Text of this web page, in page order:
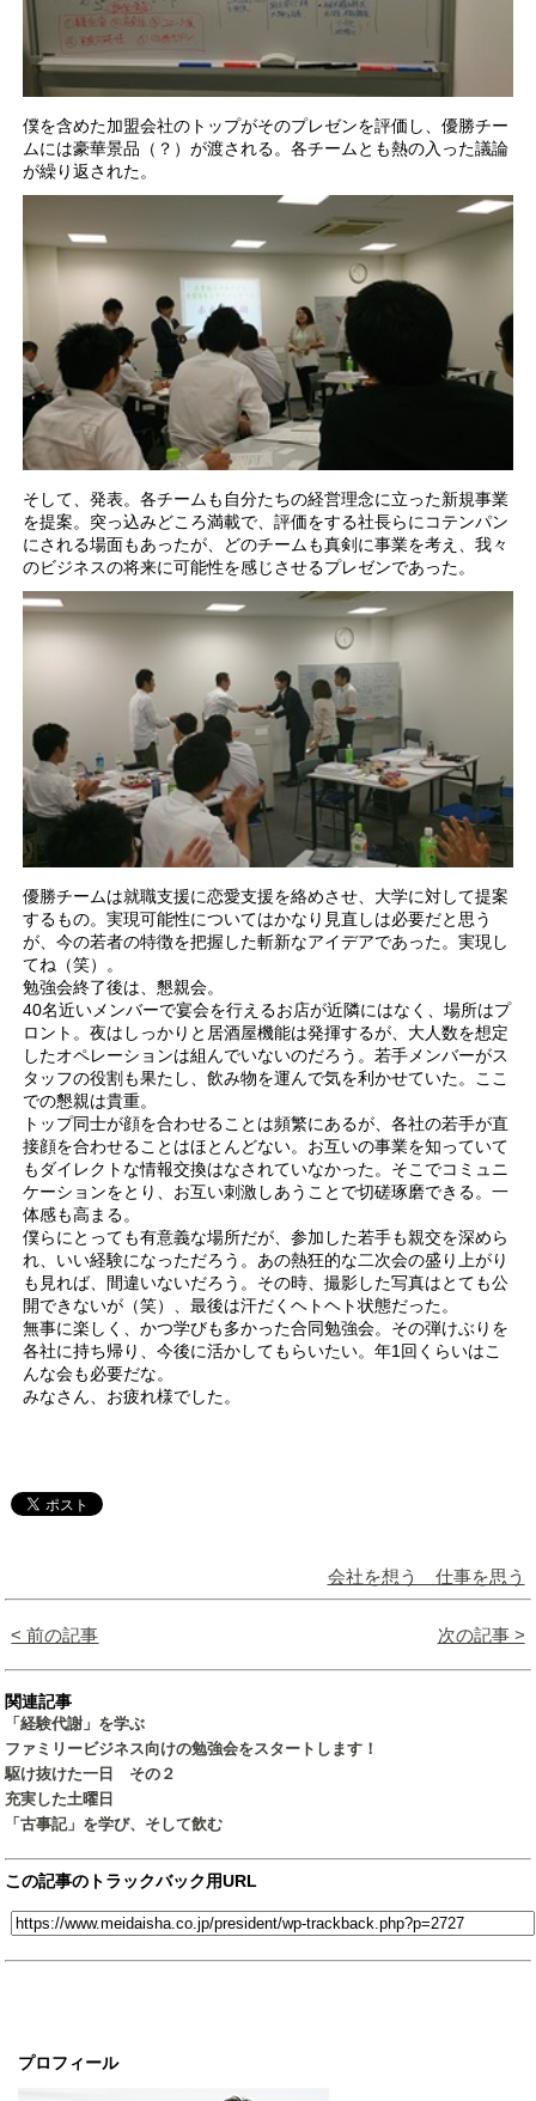
プロフィール
僕を含めた加盟会社のトップがそのプレゼンを評価し、優勝チー
ムには豪華景品（？）が渡される。各チームとも熱の入った議論
が繰り返された。
そして、発表。各チームも自分たちの経営理念に立った新規事業
を提案。突っ込みどころ満載で、評価をする社長らにコテンパン
にされる場面もあったが、どのチームも真剣に事業を考え、我々
のビジネスの将来に可能性を感じさせるプレゼンであった。
優勝チームは就職支援に恋愛支援を絡めさせ、大学に対して提案
するもの。実現可能性についてはかなり見直しは必要だと思う
が、今の若者の特徴を把握した斬新なアイデアであった。実現し
てね（笑）。
勉強会終了後は、懇親会。
40名近いメンバーで宴会を行えるお店が近隣にはなく、場所はプ
ロント。夜はしっかりと居酒屋機能は発揮するが、大人数を想定
したオペレーションは組んでいないのだろう。若手メンバーがス
タッフの役割も果たし、飲み物を運んで気を利かせていた。ここ
での懇親は貴重。
トップ同士が顔を合わせることは頻繁にあるが、各社の若手が直
接顔を合わせることはほとんどない。お互いの事業を知っていて
もダイレクトな情報交換はなされていなかった。そこでコミュニ
ケーションをとり、お互い刺激しあうことで切磋琢磨できる。一
体感も高まる。
僕らにとっても有意義な場所だが、参加した若手も親交を深めら
れ、いい経験になっただろう。あの熱狂的な二次会の盛り上がり
も見れば、間違いないだろう。その時、撮影した写真はとても公
開できないが（笑）、最後は汗だくヘトヘト状態だった。
無事に楽しく、かつ学びも多かった合同勉強会。その弾けぶりを
各社に持ち帰り、今後に活かしてもらいたい。年1回くらいはこ
んな会も必要だな。
みなさん、お疲れ様でした。
会社を想う 仕事を思う
< 前の記事 次の記事 >
関連記事
「経験代謝」を学ぶ
ファミリービジネス向けの勉強会をスタートします！
駆け抜けた一日 その２
充実した土曜日
「古事記」を学び、そして飲む
この記事のトラックバック用URL